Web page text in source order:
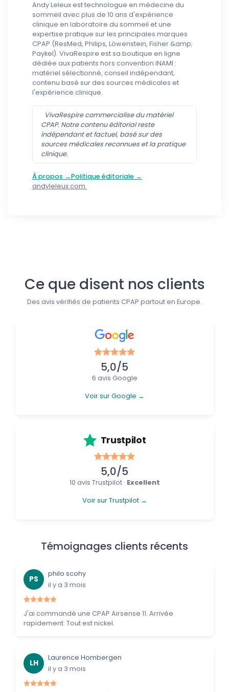
Andy Leleux est technologue en médecine du
sommeil avec plus de 10 ans d'expérience
clinique en laboratoire du sommeil et une
expertise pratique sur les principales marques
CPAP (ResMed, Philips, Löwenstein, Fisher &amp;
Paykel). VivaRespire est sa boutique en ligne
dédiée aux patients hors convention INAMI :
matériel sélectionné, conseil indépendant,
contenu basé sur des sources médicales et
l'expérience clinique.
VivaRespire commercialise du matériel
CPAP. Notre contenu éditorial reste
indépendant et factuel, basé sur des
sources médicales reconnues et la pratique
clinique.
À propos →Politique éditoriale →
andyleleux.com
Ce que disent nos clients
Des avis vérifiés de patients CPAP partout en Europe.
5,0/5
6 avis Google
Voir sur Google →
Trustpilot
5,0/5
10 avis Trustpilot · Excellent
Voir sur Trustpilot →
Témoignages clients récents
PS
philo scohy
il y a 3 mois
J'ai commandé une CPAP Airsense 11. Arrivée
rapidement. Tout est nickel.
LH
Laurence Hombergen
il y a 3 mois